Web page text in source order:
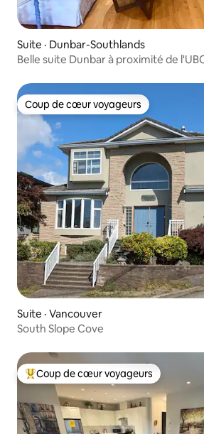
Suite · Dunbar-Southlands
Belle suite Dunbar à proximité de
Coup de cœur voyageurs
Coup de cœur voyageurs
Suite · Vancouver
South Slope Cove
Coup de cœur voyageurs parmi les
Coup de cœur voyageurs